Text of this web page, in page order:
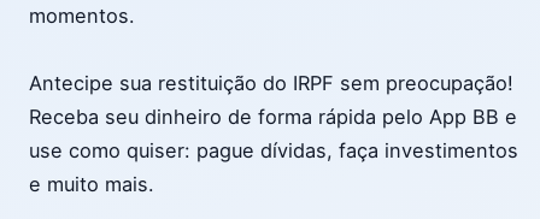
momentos.
Antecipe sua restituição do IRPF sem preocupação!
Receba seu dinheiro de forma rápida pelo App BB e
use como quiser: pague dívidas, faça investimentos
e muito mais.